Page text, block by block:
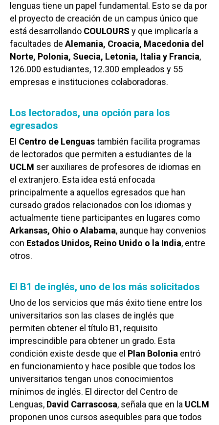
lenguas tiene un papel fundamental. Esto se da por
el proyecto de creación de un campus único que
está desarrollando COULOURS y que implicaría a
facultades de Alemania, Croacia, Macedonia del
Norte, Polonia, Suecia, Letonia, Italia y Francia,
126.000 estudiantes, 12.300 empleados y 55
empresas e instituciones colaboradoras.
Los lectorados, una opción para los
egresados
El Centro de Lenguastambién facilita programas
de lectorados que permiten a estudiantes de la
UCLM ser auxiliares de profesores de idiomas en
el extranjero. Esta idea está enfocada
principalmente a aquellos egresados que han
cursado grados relacionados con los idiomas y
actualmente tiene participantes en lugares como
Arkansas, Ohio o Alabama, aunque hay convenios
con Estados Unidos, Reino Unido o la India, entre
otros.
El B1 de inglés, uno de los más solicitados
Uno de los servicios que más éxito tiene entre los
universitarios son las clases de inglés que
permiten obtener el título B1, requisito
imprescindible para obtener un grado. Esta
condición existe desde que el Plan Bolonia entró
en funcionamiento y hace posible que todos los
universitarios tengan unos conocimientos
mínimos de inglés. El director del Centro de
Lenguas, David Carrascosa, señala que en la UCLM
proponen unos cursos asequibles para que todos